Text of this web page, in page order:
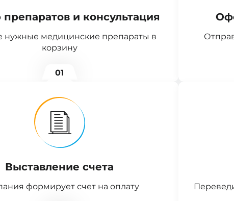
и консультация
нужные медицинские препараты в
корзину
01
Выставление счета
формирует счет на оплату